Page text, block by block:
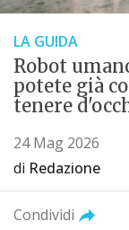
LA GUIDA
Robot
potete già
tenere
24 Mag 2026
di Redazione
Condividi